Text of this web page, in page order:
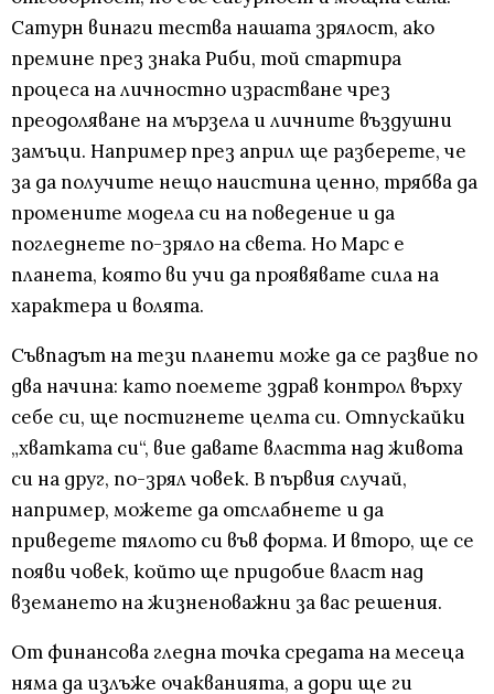
Сатурн винаги тества нашата зрялост, ако
премине през знака Риби, той стартира
процеса на личностно израстване чрез
преодоляване на мързела и личните въздушни
замъци. Например през април ще разберете, че
за да получите нещо наистина ценно, трябва да
промените модела си на поведение и да
погледнете по-зряло на света. Но Марс е
планета, която ви учи да проявявате сила на
характера и волята.
Съвпадът на тези планети може да се развие по
два начина: като поемете здрав контрол върху
себе си, ще постигнете целта си. Отпускайки
„хватката си“, вие давате властта над живота
си на друг, по-зрял човек. В първия случай,
например, можете да отслабнете и да
приведете тялото си във форма. И второ, ще се
появи човек, който ще придобие власт над
вземането на жизненоважни за вас решения.
От финансова гледна точка средата на месеца
няма да излъже очакванията, а дори ще ги